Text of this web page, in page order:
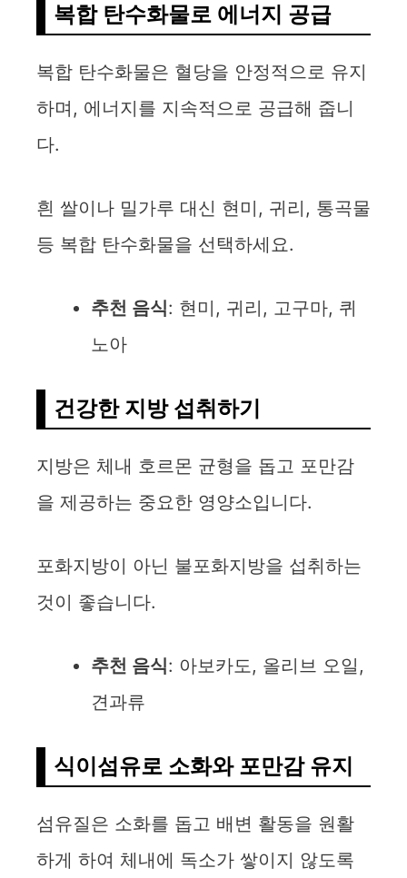
복합 탄수화물로 에너지 공급
복합 탄수화물은 혈당을 안정적으로 유지
하며, 에너지를 지속적으로 공급해 줍니
다.
흰 쌀이나 밀가루 대신 현미, 귀리, 통곡물
등 복합 탄수화물을 선택하세요.
추천 음식: 현미, 귀리, 고구마, 퀴
노아
건강한 지방 섭취하기
지방은 체내 호르몬 균형을 돕고 포만감
을 제공하는 중요한 영양소입니다.
포화지방이 아닌 불포화지방을 섭취하는
것이 좋습니다.
추천 음식: 아보카도, 올리브 오일,
견과류
식이섬유로 소화와 포만감 유지
섬유질은 소화를 돕고 배변 활동을 원활
하게 하여 체내에 독소가 쌓이지 않도록